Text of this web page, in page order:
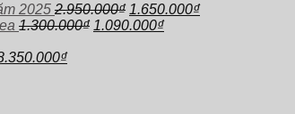
2025 2.950.000₫ Giá
gốc
1.650.000₫Giá
1.300.000₫ Giá
1.090.000₫Giá
₫Giá